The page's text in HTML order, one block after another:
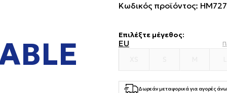
Κωδικός προϊόντος:
Επιλέξτε μέγεθος:
EU
Δωρεάν μεταφορικά για αγορές